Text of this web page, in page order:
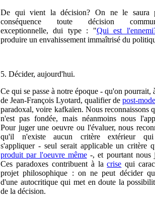
De qui vient la décision? On ne le saura
conséquence toute décision
exceptionnelle, dui type : "Qui est
produire un envahissement immaîtrisé du
5. Décider, aujourd'hui.
Ce qui se passe à notre époque - qu'on pourrait,
de Jean-François Lyotard, qualifier de post-
paradoxal, voire kafkaïen. Nous reconnaissons
n'est pas fondée, mais néanmoins nous
Pour juger une oeuvre ou l'évaluer, nous
qu'il n'existe aucun critère extérieur qui
s'appliquer - seul serait applicable un critère
produit par l'oeuvre même-, et pourtant nous
Ces paradoxes contribuent à lacrise qui
projet philosophique : on ne peut décider
d'une autocritique qui met en doute la
de la décision.